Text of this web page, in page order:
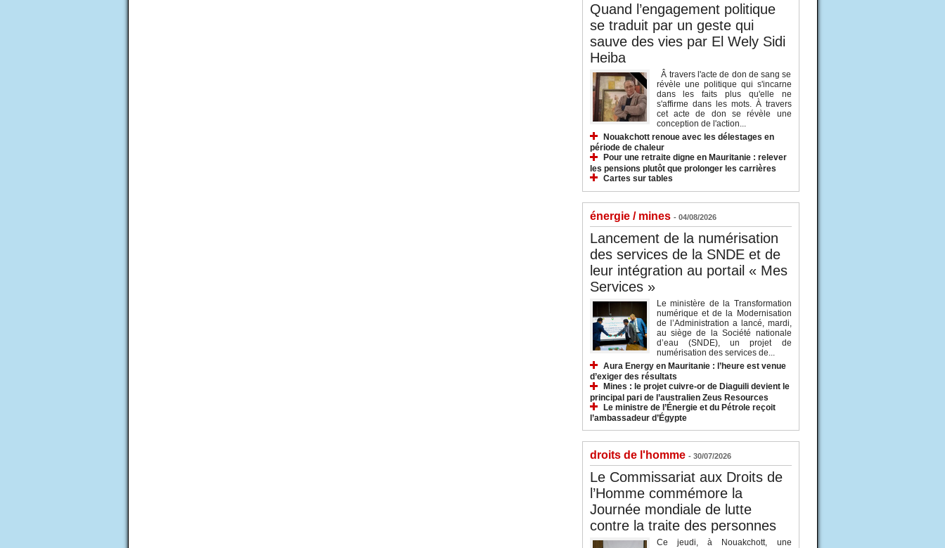
Quand l’engagement politique
se traduit par un geste qui
sauve des vies par El Wely Sidi
Heiba
Â travers l'acte de don de sang se
révèle une politique qui s'incarne
dans les faits plus qu'elle ne
s'affirme dans les mots. À travers
cet acte de don se révèle une
conception de l'action...
Nouakchott renoue avec les délestages en
période de chaleur
Pour une retraite digne en Mauritanie : relever
les pensions plutôt que prolonger les carrières
Cartes sur tables
énergie / mines - 04/08/2026
Lancement de la numérisation
des services de la SNDE et de
leur intégration au portail « Mes
Services »
Le ministère de la Transformation
numérique et de la Modernisation
de l’Administration a lancé, mardi,
au siège de la Société nationale
d’eau (SNDE), un projet de
numérisation des services de...
Aura Energy en Mauritanie : l’heure est venue
d’exiger des résultats
Mines : le projet cuivre-or de Diaguili devient le
principal pari de l’australien Zeus Resources
Le ministre de l’Énergie et du Pétrole reçoit
l’ambassadeur d’Égypte
droits de l'homme - 30/07/2026
Le Commissariat aux Droits de
l’Homme commémore la
Journée mondiale de lutte
contre la traite des personnes
Ce jeudi, à Nouakchott, une